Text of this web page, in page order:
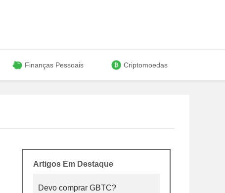
Finanças Pessoais Criptomoedas
Artigos Em Destaque
Devo comprar GBTC?